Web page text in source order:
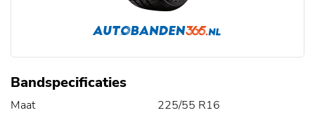
Bandspecificaties
Maat
225/55 R16